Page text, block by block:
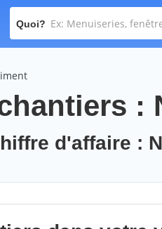
Quoi?
:
d'affaire :